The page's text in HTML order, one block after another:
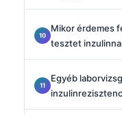
Mikor érdemes
tesztet
Egyéb